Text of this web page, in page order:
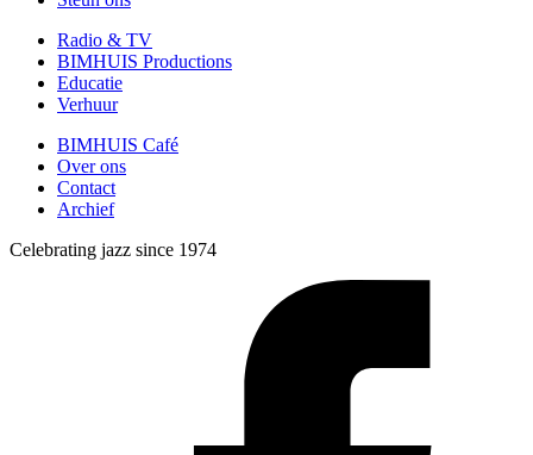
Radio & TV
BIMHUIS Productions
Educatie
Verhuur
BIMHUIS Café
Over ons
Contact
Archief
Celebrating jazz since 1974